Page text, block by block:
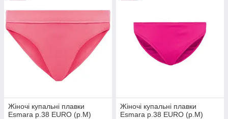
Жіночі купальні плавки
Esmara р.38 EURO (р.M)
Жіночі купальні плавки
Esmara р.38 EURO (р.M)